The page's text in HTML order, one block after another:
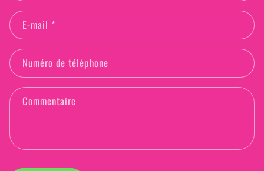
E-mail *
Numéro de téléphone
Commentaire